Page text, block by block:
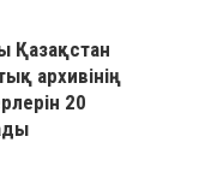
Қазақстан
архивінің
20